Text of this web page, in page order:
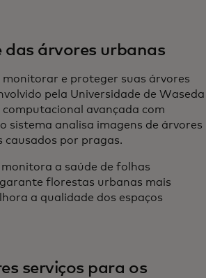
das árvores urbanas
e proteger suas árvores
pela Universidade de Waseda
computacional avançada com
sistema analisa imagens de árvores
causados por pragas.
a saúde de folhas
florestas urbanas mais
a qualidade dos espaços
serviços para os